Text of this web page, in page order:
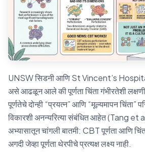
UNSW सिडनी आणि St Vincent’s
असे आढळून आले की पूर्णता चिंता गंभीरतेशी
पूर्णतेचे दोन्ही “प्रयत्न” आणि “मूल्यमापन चिंता”
विकारशी अनन्यरित्या संबंधित आहेत (Tang et
अभ्यासातून चांगली बातमी: CBT पूर्णता आणि
अगदी जेव्हा पूर्णता थेरपीचे प्रत्यक्ष लक्ष्य नाही.